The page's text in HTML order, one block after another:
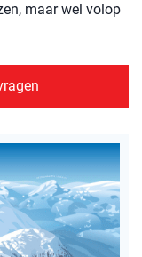
maar wel volop